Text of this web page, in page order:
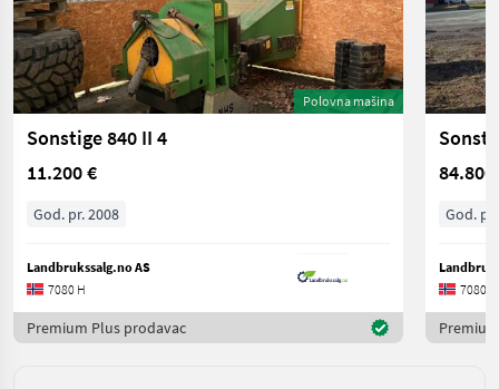
Polovna mašina
Sonstige 840 II 4
11.200 €
God. pr. 2008
Landbrukssalg.no AS
7080 H
Premium Plus prodavac
84.800
God.
7080 H